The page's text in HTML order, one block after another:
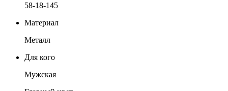
58-18-145
Материал
Металл
Для кого
Мужская